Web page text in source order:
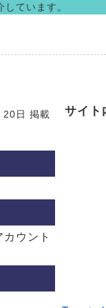
ています。
日 掲載
ウント
サイト